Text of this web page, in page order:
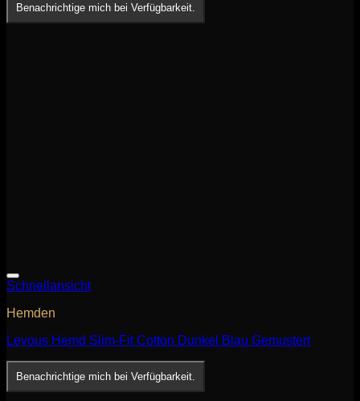
Benachrichtige mich bei Verfügbarkeit.
Schnellansicht
Hemden
Levous Hemd Slim-Fit Cotton Dunkel Blau Gemustert
Benachrichtige mich bei Verfügbarkeit.